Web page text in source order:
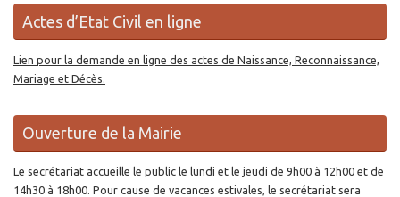
Actes d’Etat Civil en ligne
Lien pour la demande en ligne des actes de Naissance, Reconnaissance,
Mariage et Décès.
Ouverture de la Mairie
Le secrétariat accueille le public le lundi et le jeudi de 9h00 à 12h00 et de
14h30 à 18h00. Pour cause de vacances estivales, le secrétariat sera